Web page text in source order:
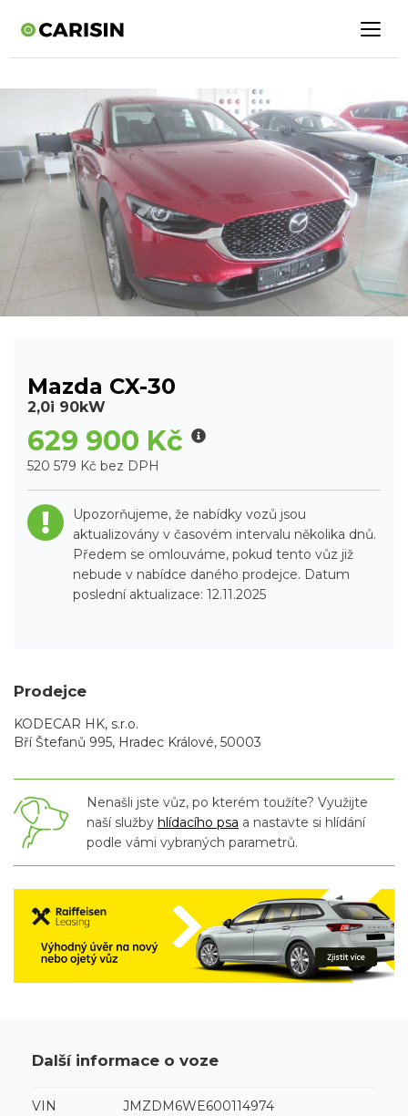
Mazda CX-30
2,0i 90kW
629 900 Kč
520 579 Kč bez DPH
Upozorňujeme, že nabídky vozů jsou
aktualizovány v časovém intervalu několika dnů.
Předem se omlouváme, pokud tento vůz již
nebude v nabídce daného prodejce. Datum
poslední aktualizace: 12.11.2025
Prodejce
KODECAR HK, s.r.o.
Bří Štefanů 995, Hradec Králové, 50003
Nenašli jste vůz, po kterém toužíte? Využijte
naší služby hlídacího psa a nastavte si hlídání
podle vámi vybraných parametrů.
Další informace o voze
VIN JMZDM6WE600114974